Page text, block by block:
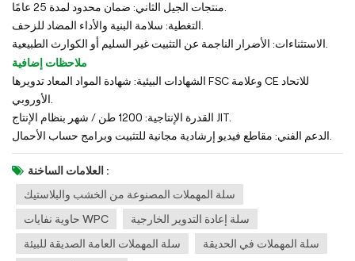
منتجات الجيل الثاني: ضمان محدود لمدة 25 عامًا.
التغطية: سلامة البنية والأداء المضاد للزحف.
الاستثناءات: الأضرار الناجمة عن التثبيت غير السليم أو الكوارث الطبيعية.
ملاحظات إضافية
الشهادات البيئية: شهادة المواد المعاد تدويرها FSC وعلامة CE للاتحاد
الأوروبي.
القدرة الإنتاجية: 1200 طن / شهر بنظام الإنتاج JIT.
الدعم الفني: مقاطع فيديو إرشادية مجانية للتثبيت وبرامج حساب الأحمال.
العلامات الساخنة :
سلة المهملات المصنوعة من الخشب والبلاستيك
حاوية نفايات WPC
سلة إعادة التدوير الخارجية
سلة المهملات العامة الصديقة للبيئة
سلة المهملات في الحديقة